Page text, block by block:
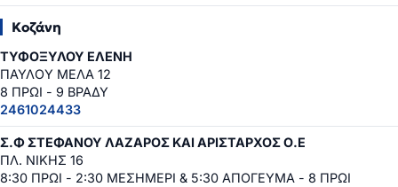
Κοζάνη
ΤΥΦΟΞΥΛΟΥ ΕΛΕΝΗ
ΠΑΥΛΟΥ ΜΕΛΑ 12
8 ΠΡΩΙ - 9 ΒΡΑΔΥ
2461024433
Σ.Φ ΣΤΕΦΑΝΟΥ ΛΑΖΑΡΟΣ ΚΑΙ ΑΡΙΣΤΑΡΧΟΣ Ο.Ε
ΠΛ. ΝΙΚΗΣ 16
8:30 ΠΡΩΙ - 2:30 ΜΕΣΗΜΕΡΙ & 5:30 ΑΠΟΓΕΥΜΑ - 8 ΠΡΩΙ